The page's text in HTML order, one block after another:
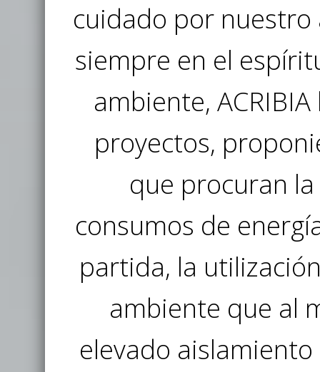
cuidado por nuestro
siempre en el
ambiente,
proyectos,
que procuran
consumos de
partida, la
ambiente que al
elevado